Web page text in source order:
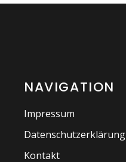
NAVIGATION
Impressum
Datenschutzerklärung
Kontakt